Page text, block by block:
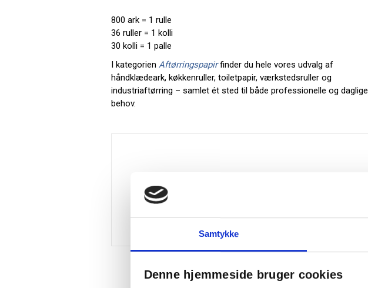
Samtykke
Denne hjemmeside bruger cookies
800 ark = 1 rulle
36 ruller = 1 kolli
30 kolli = 1 palle
I kategorien Aftørringspapirfinder du hele vores udvalg af
håndklædeark, køkkenruller, toiletpapir, værkstedsruller og
industriaftørring – samlet ét sted til både professionelle og daglige
behov.